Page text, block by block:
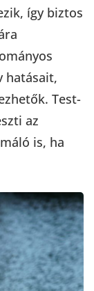
így biztos
hatásait,
Test-
az
is, ha